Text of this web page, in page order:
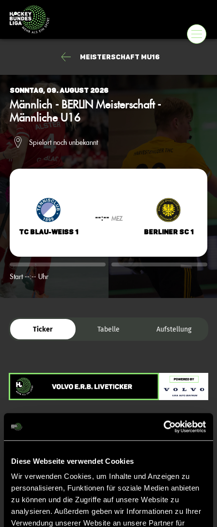
Diese Webseite verwendet Cookies
Wir verwenden Cookies, um Inhalte und Anzeigen zu
personalisieren, Funktionen für soziale Medien anbieten
zu können und die Zugriffe auf unsere Website zu
analysieren. Außerdem geben wir Informationen zu Ihrer
Verwendung unserer Website an unsere Partner für
Meisterschaft mU16
Sonntag, 09. August 2026
Männlich - BERLIN Meisterschaft -
Männliche U16
Spielort noch unbekannt
TC Blau-Weiss 1
--:-- MEZ
Berliner SC 1
Start --:-- Uhr
Ticker Tabelle Aufstellung
Liveticker